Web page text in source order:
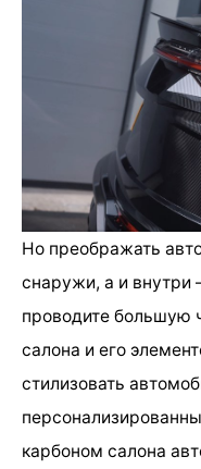
Но преображать
снаружи, а и
проводите большую
салона и его
стилизовать
карбоном салона